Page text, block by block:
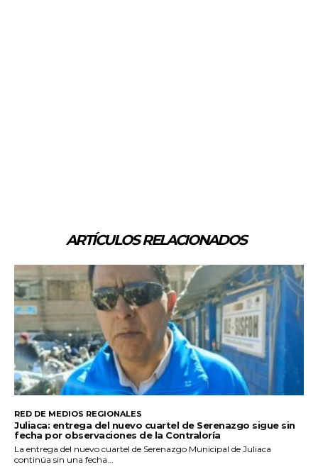
ARTÍCULOS RELACIONADOS
RED DE MEDIOS REGIONALES
Juliaca: entrega del nuevo cuartel de Serenazgo sigue sin
fecha por observaciones de la Contraloría
La entrega del nuevo cuartel de Serenazgo Municipal de Juliaca
continúa sin una fecha...